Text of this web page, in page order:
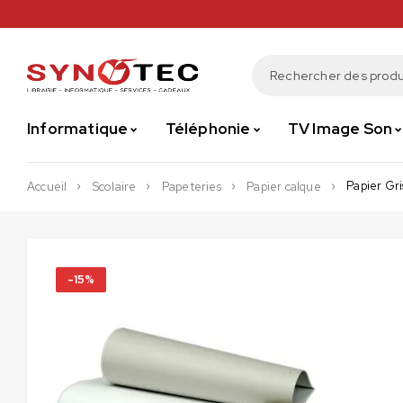
Informatique Téléphonie TV Image Son
Accueil Scolaire Papeteries Papier calque Papier
-15%